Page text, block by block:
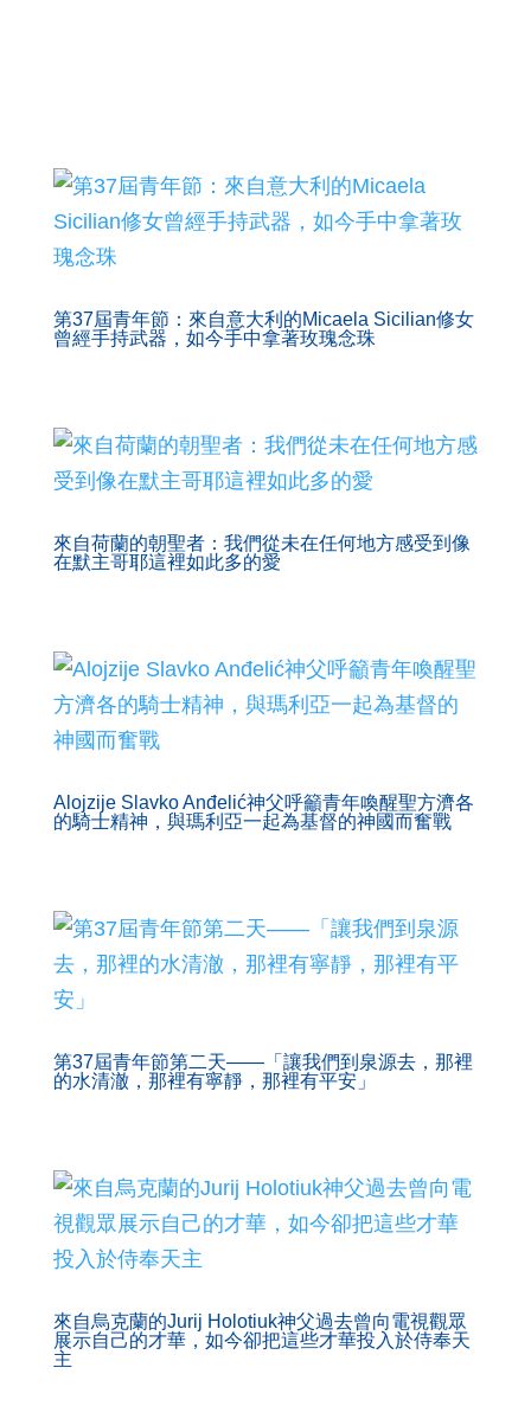
第37屆青年節：來自意大利的Micaela Sicilian修女
曾經手持武器，如今手中拿著玫瑰念珠
來自荷蘭的朝聖者：我們從未在任何地方感受到像
在默主哥耶這裡如此多的愛
Alojzije Slavko Anđelić神父呼籲青年喚醒聖方濟各
的騎士精神，與瑪利亞一起為基督的神國而奮戰
第37屆青年節第二天——「讓我們到泉源去，那裡
的水清澈，那裡有寧靜，那裡有平安」
來自烏克蘭的Jurij Holotiuk神父過去曾向電視觀眾
展示自己的才華，如今卻把這些才華投入於侍奉天
主